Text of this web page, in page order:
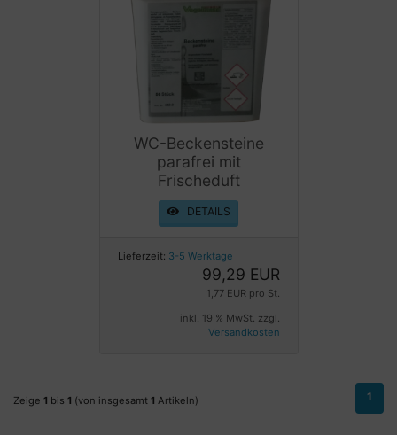
WC-Beckensteine
parafrei mit
Frischeduft
DETAILS
Lieferzeit: 3-5 Werktage
99,29 EUR
1,77 EUR pro St.
inkl. 19 % MwSt. zzgl.
Versandkosten
Zeige 1 bis 1 (von insgesamt 1 Artikeln) 1